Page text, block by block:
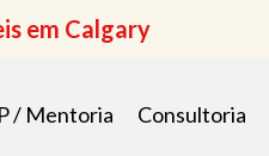
em Calgary
/ Mentoria Consultoria